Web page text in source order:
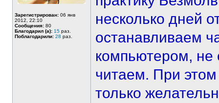
Зарегистрирован: 06 янв
2012, 22:10
Сообщения: 80
Благодарил (а): 15 раз.
Поблагодарили: 28 раз.
несколько дней
останавливаем
компьютером, не
читаем. При этом
только